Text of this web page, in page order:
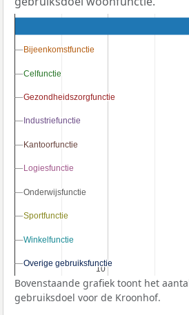
10
10
Bijeenkomstfunctie
Bijeenkomstfunctie
Celfunctie
Celfunctie
Gezondheidszorgfunctie
Gezondheidszorgfunctie
Industriefunctie
Industriefunctie
Kantoorfunctie
Kantoorfunctie
Logiesfunctie
Logiesfunctie
Onderwijsfunctie
Onderwijsfunctie
Sportfunctie
Sportfunctie
Winkelfunctie
Winkelfunctie
Overige gebruiksfunctie
Overige gebruiksfunctie
Bovenstaande grafiek toont het
gebruiksdoel voor de Kroonhof.